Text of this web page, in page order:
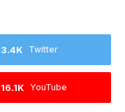
Twitter
3.4K
YouTube
16.1K